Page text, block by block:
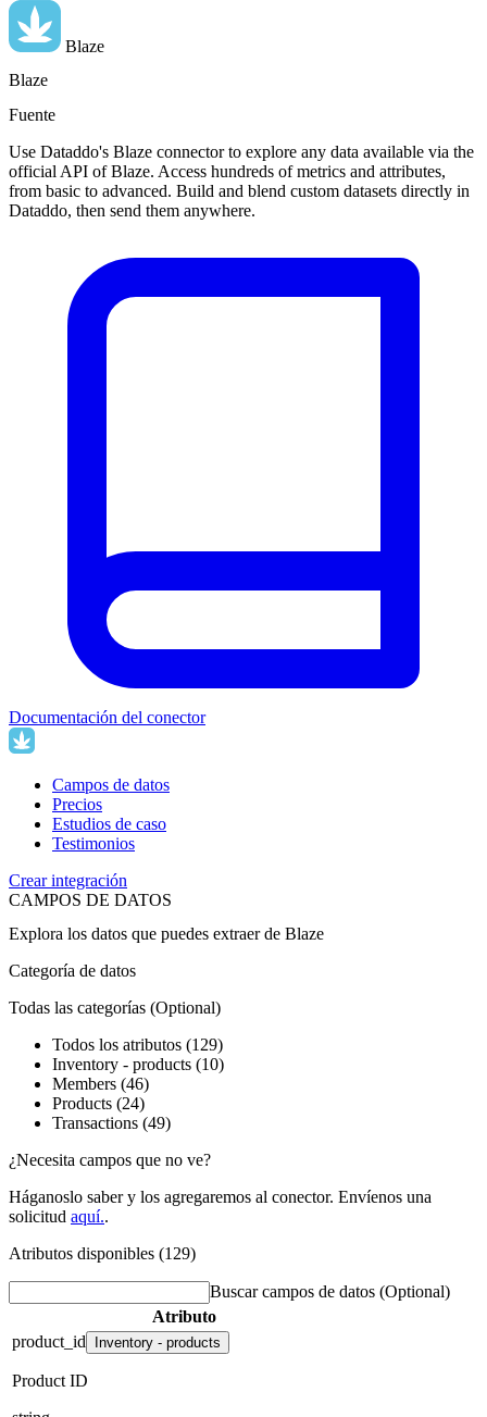
Blaze
Blaze
Fuente
Use Dataddo's Blaze connector to explore any data available via the
official API of Blaze. Access hundreds of metrics and attributes,
from basic to advanced. Build and blend custom datasets directly in
Dataddo, then send them anywhere.
Documentación del conector
Campos de datos
Precios
Estudios de caso
Testimonios
Crear integración
CAMPOS DE DATOS
Explora los datos que puedes extraer de Blaze
Categoría de datos
Todas las categorías (Optional)
Todos los atributos (129)
Inventory - products (10)
Members (46)
Products (24)
Transactions (49)
¿Necesita campos que no ve?
Háganoslo saber y los agregaremos al conector. Envíenos una
solicitud aquí..
Atributos disponibles (129)
Buscar campos de datos (Optional)
Atributo
product_id
Inventory - products
Product ID